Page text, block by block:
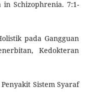
Schizophrenia. 7:1-
pada Gangguan
Kedokteran
Sistem Syaraf